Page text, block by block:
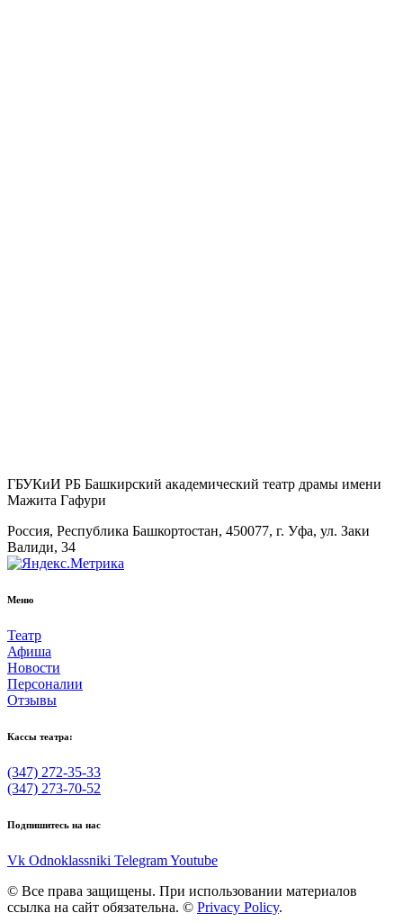
ГБУКиИ РБ Башкирский академический театр драмы имени
Мажита Гафури
Россия, Республика Башкортостан, 450077, г. Уфа, ул. Заки
Валиди, 34
Меню
Театр
Афиша
Новости
Персоналии
Отзывы
Кассы театра:
(347) 272-35-33
(347) 273-70-52
Подпишитесь на нас
Vk Odnoklassniki TelegramYoutube
© Все права защищены. При использовании материалов
ссылка на сайт обязательна. © Privacy Policy.